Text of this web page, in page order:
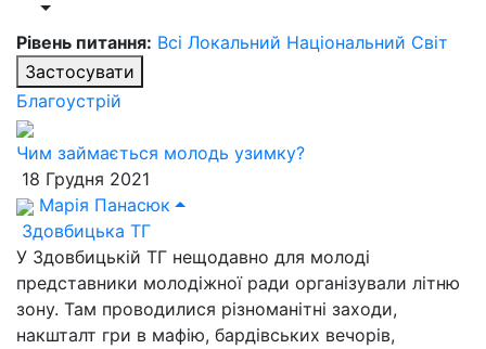
Рівень питання: Всі Локальний Національний Світ
Застосувати
Благоустрій
Чим займається молодь узимку?
18 Грудня 2021
Марія Панасюк
Здовбицька ТГ
У Здовбицькій ТГ нещодавно для молоді
представники молодіжної ради організували літню
зону. Там проводилися різноманітні заходи,
накшталт гри в мафію, бардівських вечорів,